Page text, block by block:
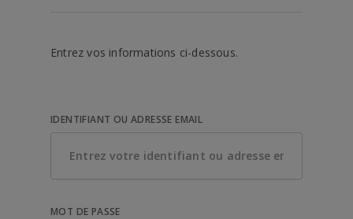
Entrez vos informations ci-dessous.
IDENTIFIANT OU ADRESSE EMAIL
MOT DE PASSE